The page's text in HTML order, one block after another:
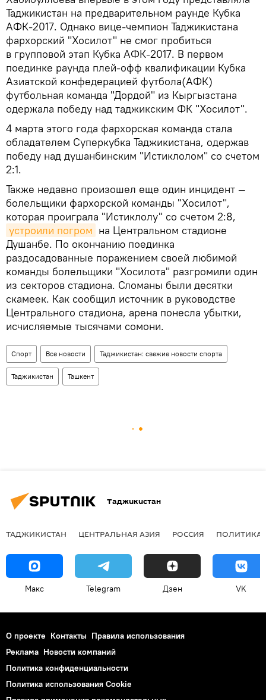
Таджикистан на предварительном раунде Кубка
АФК-2017. Однако вице-чемпион Таджикистана
фархорский "Хосилот" не смог пробиться
в групповой этап Кубка АФК-2017. В первом
поединке раунда плей-офф квалификации Кубка
Азиатской конфедерацией футбола(АФК)
футбольная команда "Дордой" из Кыргызстана
одержала победу над таджикским ФК "Хосилот".
4 марта этого года фархорская команда стала
обладателем Суперкубка Таджикистана, одержав
победу над душанбинским "Истиклолом" со счетом
2:1.
Также недавно произошел еще один инцидент —
болельщики фархорской команды "Хосилот",
которая проиграла "Истиклолу" со счетом 2:8,
устроили погром на Центральном стадионе
Душанбе. По окончанию поединка
раздосадованные поражением своей любимой
команды болельщики "Хосилота" разгромили один
из секторов стадиона. Сломаны были десятки
скамеек. Как сообщил источник в руководстве
Центрального стадиона, арена понесла убытки,
исчисляемые тысячами сомони.
Спорт Все новости Таджикистан: свежие новости спорта
Таджикистан Ташкент
Таджикистан
ТАДЖИКИСТАН ЦЕНТРАЛЬНАЯ АЗИЯ РОССИЯ ПОЛИТИКА
Макс Telegram Дзен VK
О проекте Контакты Правила использования
Реклама Новости компаний
Политика конфиденциальности
Политика использования Cookie